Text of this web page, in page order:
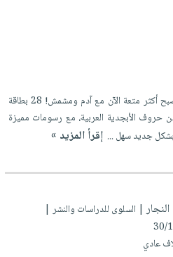
تعلم الحروف الأبجدية أصبح أكثر متعة الآن مع آدم ومشمش! 28 بطاقة
الأبجدية العربية، مع رسومات مميزة
بشكل جديد سهل ... إقرأ المزيد »
| السلوى للدراسات والنشر |
30/
عادي